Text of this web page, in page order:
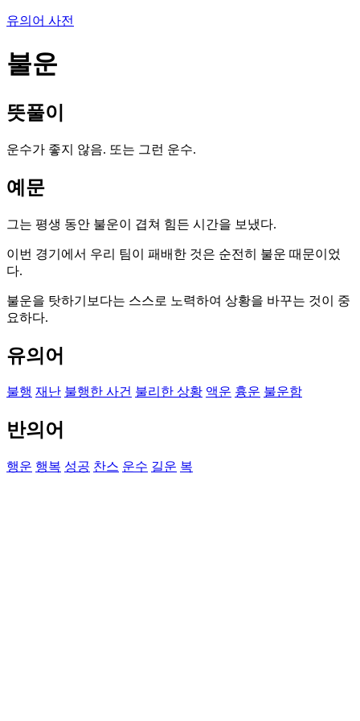
유의어 사전
불운
뜻풀이
운수가 좋지 않음. 또는 그런 운수.
예문
그는 평생 동안 불운이 겹쳐 힘든 시간을 보냈다.
이번 경기에서 우리 팀이 패배한 것은 순전히 불운 때문이었
다.
불운을 탓하기보다는 스스로 노력하여 상황을 바꾸는 것이 중
요하다.
유의어
불행 재난 불행한 사건 불리한 상황 액운 흉운 불운함
반의어
행운 행복 성공 찬스 운수 길운 복